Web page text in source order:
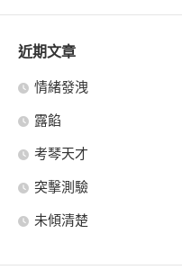
近期文章
情緒發洩
露餡
考琴天才
突擊測驗
未傾清楚